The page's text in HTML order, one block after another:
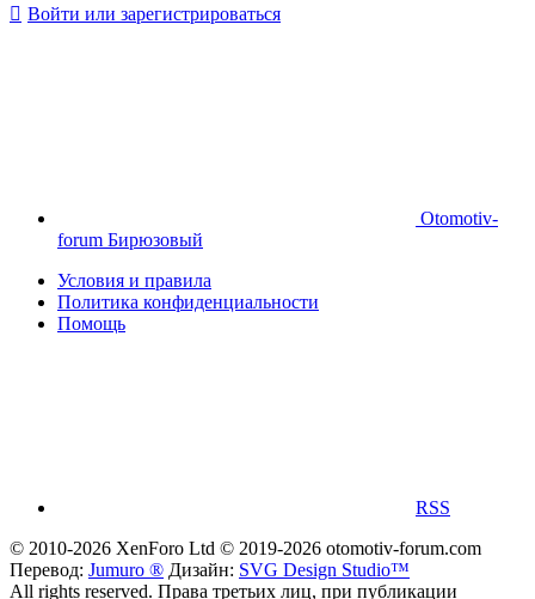
Войти или зарегистрироваться
Otomotiv-
forum Бирюзовый
Условия и правила
Политика конфиденциальности
Помощь
RSS
© 2010-2026 XenForo Ltd © 2019-2026 otomotiv-forum.com
Перевод: Jumuro ® Дизайн: SVG Design Studio™
All rights reserved. Права третьих лиц, при публикации